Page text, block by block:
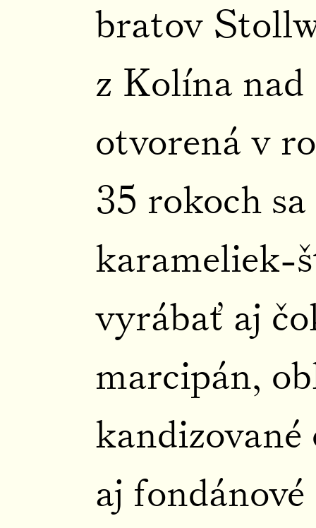
bratov
z Kolína
otvorená v
35 rokoch
karameliek-
vyrábať aj
marcipán,
kandizované
aj